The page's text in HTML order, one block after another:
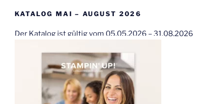
KATALOG MAI – AUGUST 2026
Der Katalog ist gültig vom 05.05.2026 – 31.08.2026